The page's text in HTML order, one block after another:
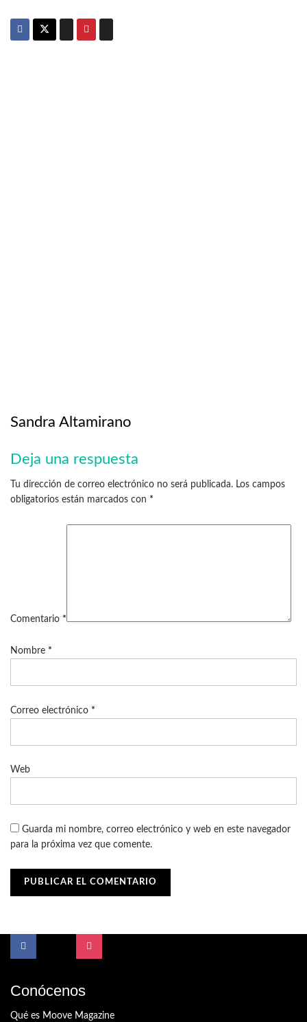
Sandra Altamirano
Deja una respuesta
Tu dirección de correo electrónico no será publicada. Los campos
obligatorios están marcados con *
Comentario *
Nombre *
Correo electrónico *
Web
Guarda mi nombre, correo electrónico y web en este navegador
para la próxima vez que comente.
Conócenos
Qué es Moove Magazine